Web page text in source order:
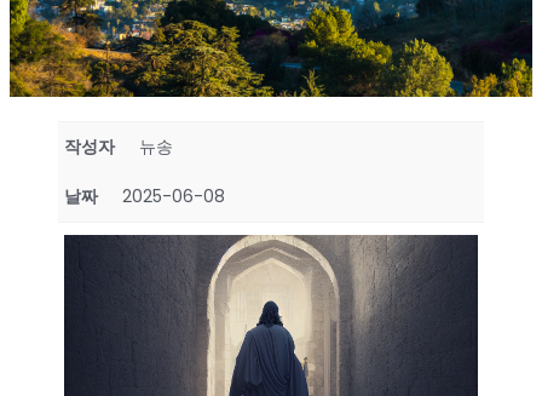
작성자 뉴송
날짜 2025-06-08